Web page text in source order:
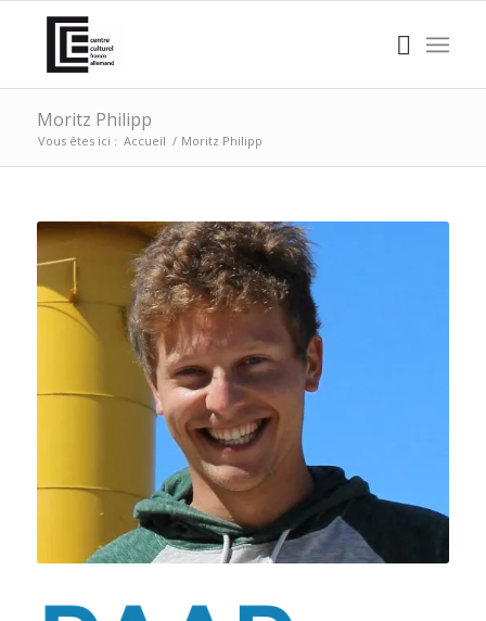
Moritz Philipp
Vous êtes ici : Accueil / Moritz Philipp